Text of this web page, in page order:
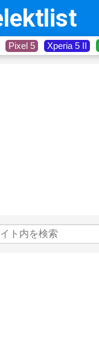
Pixel 5 Xperia 5 II